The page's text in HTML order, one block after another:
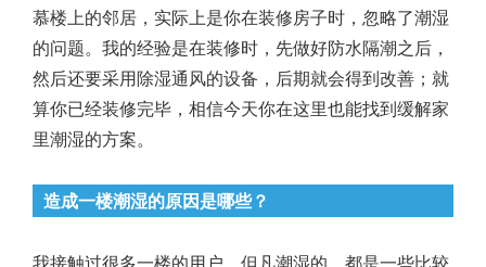
慕楼上的邻居，实际上是你在装修房子时，忽略了潮湿
的问题。我的经验是在装修时，先做好防水隔潮之后，
然后还要采用除湿通风的设备，后期就会得到改善；就
算你已经装修完毕，相信今天你在这里也能找到缓解家
里潮湿的方案。
造成一楼潮湿的原因是哪些？